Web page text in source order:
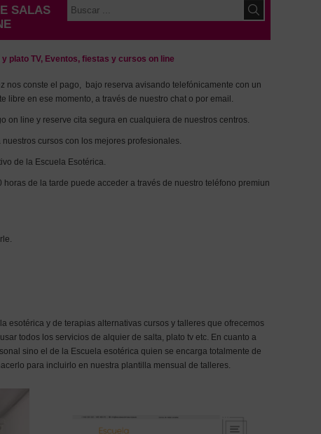
SALAS
plato TV, Eventos, fiestas y cursos on line
nos conste el pago, bajo reserva avisando telefónicamente con un
libre en ese momento, a través de nuestro chat o por email.
on line y reserve cita segura en cualquiera de nuestros centros.
cursos con los mejores profesionales.
de la Escuela Esotérica.
de la tarde puede acceder a través de nuestro teléfono premiun
esotérica y de terapias alternativas cursos y talleres que ofrecemos
todos los servicios de alquier de salta, plato tv etc. En cuanto a
sino el de la Escuela esotérica quien se encarga totalmente de
para incluirlo en nuestra plantilla mensual de talleres.